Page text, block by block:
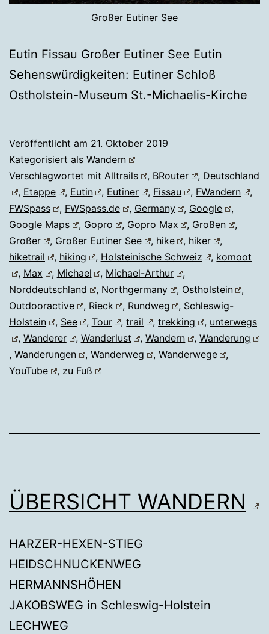
Großer Eutiner See
Eutin Fissau Großer Eutiner See Eutin
Sehenswürdigkeiten: Eutiner Schloß
Ostholstein-Museum St.-Michaelis-Kirche
Veröffentlicht am 21. Oktober 2019
Kategorisiert als Wandern
Verschlagwortet mit Alltrails , BRouter , Deutschland
, Etappe , Eutin , Eutiner , Fissau , FWandern
,
FWSpass
, FWSpass.de , Germany , Google
,
Google Maps
, Gopro , Gopro Max , Großen
,
Großer
, Großer Eutiner See , hike , hiker
,
hiketrail
, hiking , Holsteinische Schweiz , komoot
, Max , Michael , Michael-Arthur
,
Norddeutschland
, Northgermany , Ostholstein
,
Outdooractive
, Rieck , Rundweg , Schleswig-
Holstein
, See , Tour ,trail ,trekking , unterwegs
, Wanderer , Wanderlust ,Wandern ,Wanderung
, Wanderungen , Wanderweg , Wanderwege
,
YouTube
, zu Fuß
ÜBERSICHT WANDERN
HARZER-HEXEN-STIEG
HEIDSCHNUCKENWEG
HERMANNSHÖHEN
JAKOBSWEG in Schleswig-Holstein
LECHWEG